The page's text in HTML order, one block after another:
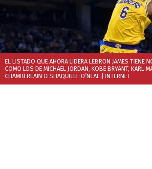
EL LISTADO QUE AHORA LIDERA LEBRON JAMES TIENE
COMO LOS DE MICHAEL JORDAN, KOBE BRYANT, KARL
CHAMBERLAIN O SHAQUILLE O’NEAL | INTERNET